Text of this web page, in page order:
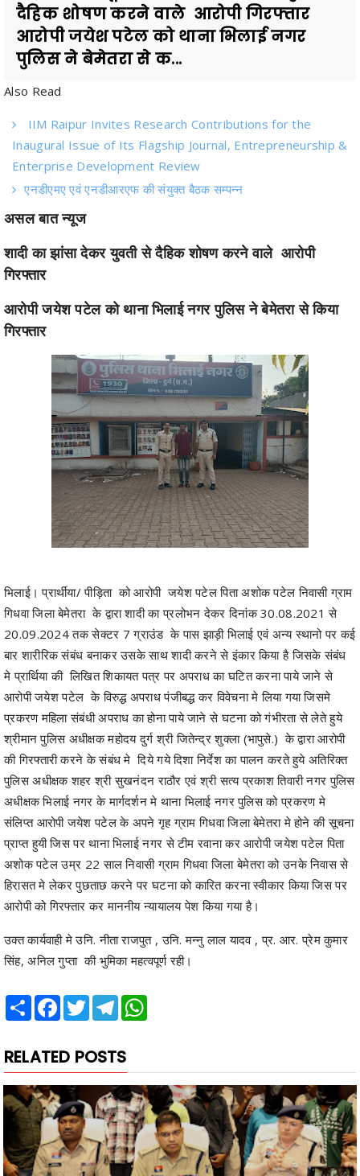
पुलिस ने बेमेतरा से क...
Also Read
Inaugural Issue of Its Flagship Journal, Entrepreneurship &
Enterprise Development Review
एनडीएमए एवं एनडीआरएफ की संयुक्त बैठक सम्पन्न
असल बात न्यूज
गिरफ्तार
आरोपी जयेश पटेल को थाना भिलाई नगर पुलिस ने बेमेतरा से किया
गिरफ्तार
भिलाई। प्रार्थीया/ पीड़िता को आरोपी जयेश पटेल पिता अशोक पटेल निवासी ग्राम
20.09.2024 तक सेक्टर 7 ग्राउंड के पास झाड़ी भिलाई एवं अन्य स्थानो पर कई
बार शारीरिक संबंध बनाकर उसके साथ शादी करने से इंकार किया है जिसके संबंध
मे प्रार्थिया की लिखित शिकायत पत्र पर अपराध का घटित करना पाये जाने से
आरोपी जयेश पटेल के विरुद्ध अपराध पंजीबद्ध कर विवेचना मे लिया गया जिसमे
प्रकरण महिला संबंधी अपराध का होना पाये जाने से घटना को गंभीरता से लेते हुये
श्रीमान पुलिस अधीक्षक महोदय दुर्ग श्री जितेन्द्र शुक्ला (भापुसे.) के द्वारा आरोपी
की गिरफ्तारी करने के संबंध मे दिये गये दिशा निर्देश का पालन करते हुये अतिरिक्त
पुलिस अधीक्षक शहर श्री सुखनंदन राठौर एवं श्री सत्य प्रकाश तिवारी नगर पुलिस
अधीक्षक भिलाई नगर के मार्गदर्शन मे थाना भिलाई नगर पुलिस को प्रकरण मे
संलिप्त आरोपी जयेश पटेल के अपने गृह ग्राम गिधवा जिला बेमेतरा मे होने की सूचना
प्राप्त हुयी जिस पर थाना भिलाई नगर से टीम रवाना कर आरोपी जयेश पटेल पिता
अशोक पटेल उम्र 22 साल निवासी ग्राम गिधवा जिला बेमेतरा को उनके निवास से
हिरासत मे लेकर पुछताछ करने पर घटना को कारित करना स्वीकार किया जिस पर
आरोपी को गिरफ्तार कर माननीय न्यायालय पेश किया गया है।
उक्त कार्यवाही मे उनि. नीता राजपुत , उनि. मन्नु लाल यादव , प्र. आर. प्रेम कुमार
सिंह, अनिल गुप्ता की भुमिका महत्वपूर्ण रही।
ShareFacebook
TwitterTelegramWhatsApp
RELATED POSTS
कबीरधाम पुलिस को मिली बड़ी सफलता, कबीरधाम के अलग-अलग
थानों में दर्ज झपटमारी के 5 मामलों को निकालने में मिली